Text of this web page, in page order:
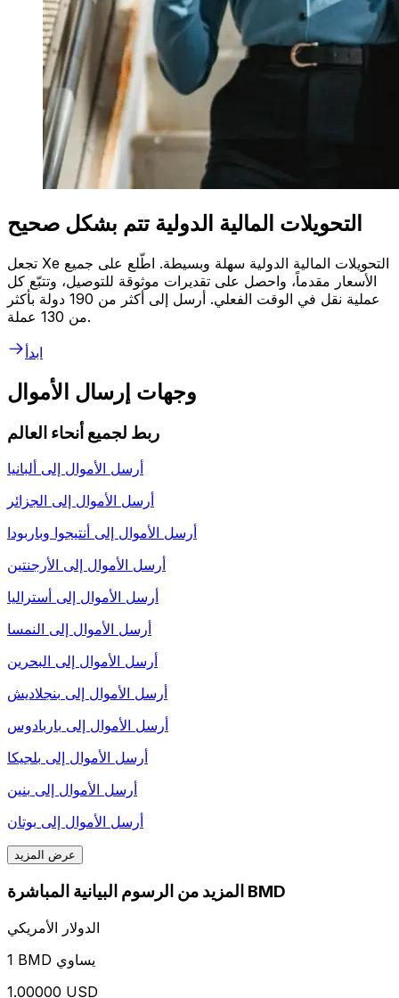
التحويلات المالية الدولية تتم بشكل صحيح
تجعل Xe التحويلات المالية الدولية سهلة وبسيطة. اطّلع على جميع
الأسعار مقدماً، واحصل على تقديرات موثوقة للتوصيل، وتتبّع كل
عملية نقل في الوقت الفعلي. أرسل إلى أكثر من 190 دولة بأكثر
من 130 عملة.
ابدأ
وجهات إرسال الأموال
ربط لجميع أنحاء العالم
أرسل الأموال إلى ألبانيا
أرسل الأموال إلى الجزائر
أرسل الأموال إلى أنتيجوا وباربودا
أرسل الأموال إلى الأرجنتين
أرسل الأموال إلى أستراليا
أرسل الأموال إلى النمسا
أرسل الأموال إلى البحرين
أرسل الأموال إلى بنجلاديش
أرسل الأموال إلى باربادوس
أرسل الأموال إلى بلجيكا
أرسل الأموال إلى بنين
أرسل الأموال إلى بوتان
عرض المزيد
المزيد من الرسوم البيانية المباشرة BMD
الدولار الأمريكي
1 BMD يساوي
1.00000 USD